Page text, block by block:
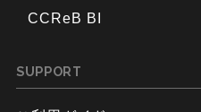
CCReB BI
SUPPORT